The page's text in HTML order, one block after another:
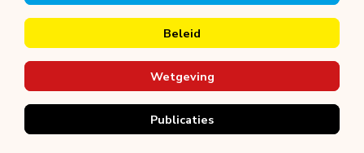
Beleid
Wetgeving
Publicaties